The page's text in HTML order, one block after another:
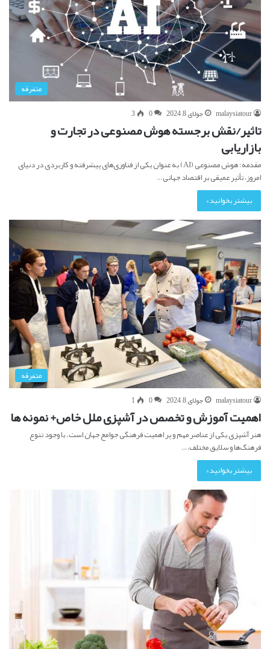
متفرقه
malaysiatour
جولای 8, 2024 0
3
تاثیر/نقش برجسته هوش مصنوعی در تجارت و
بازاریابی
مقدمه: هوش مصنوعی (AI) به عنوان یکی از فناوری‌های پیشرفته و کاربردی در دنیای
امروز، تأثیر عمیقی بر اقتصاد جهانی…
بیشتر بخوانید »
متفرقه
malaysiatour
جولای 8, 2024 0
1
اهمیت آموزش و تخصص در آشپزی ملل خاص+ نمونه ها
هنر آشپزی یکی از عناصر مهم و پر اهمیت فرهنگی جوامع جهان است. با وجود تنوع
فرهنگ‌ها و سلایق مختلف،…
بیشتر بخوانید »